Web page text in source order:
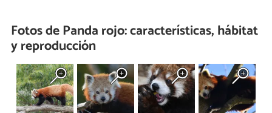
Fotos de Panda rojo: características, hábitat
y reproducción